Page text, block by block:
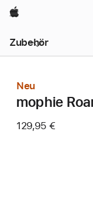
Apple
Zubehör
Navigation
–
öffnen
Neu
mophie
129,95 €